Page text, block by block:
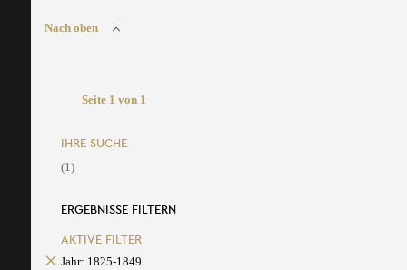
Nach oben
Seite 1 von 1
IHRE SUCHE
(1)
ERGEBNISSE FILTERN
AKTIVE FILTER
Jahr: 1825-1849